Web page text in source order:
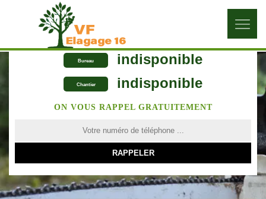
Bureau indisponible
Chantier indisponible
ON VOUS RAPPEL GRATUITEMENT